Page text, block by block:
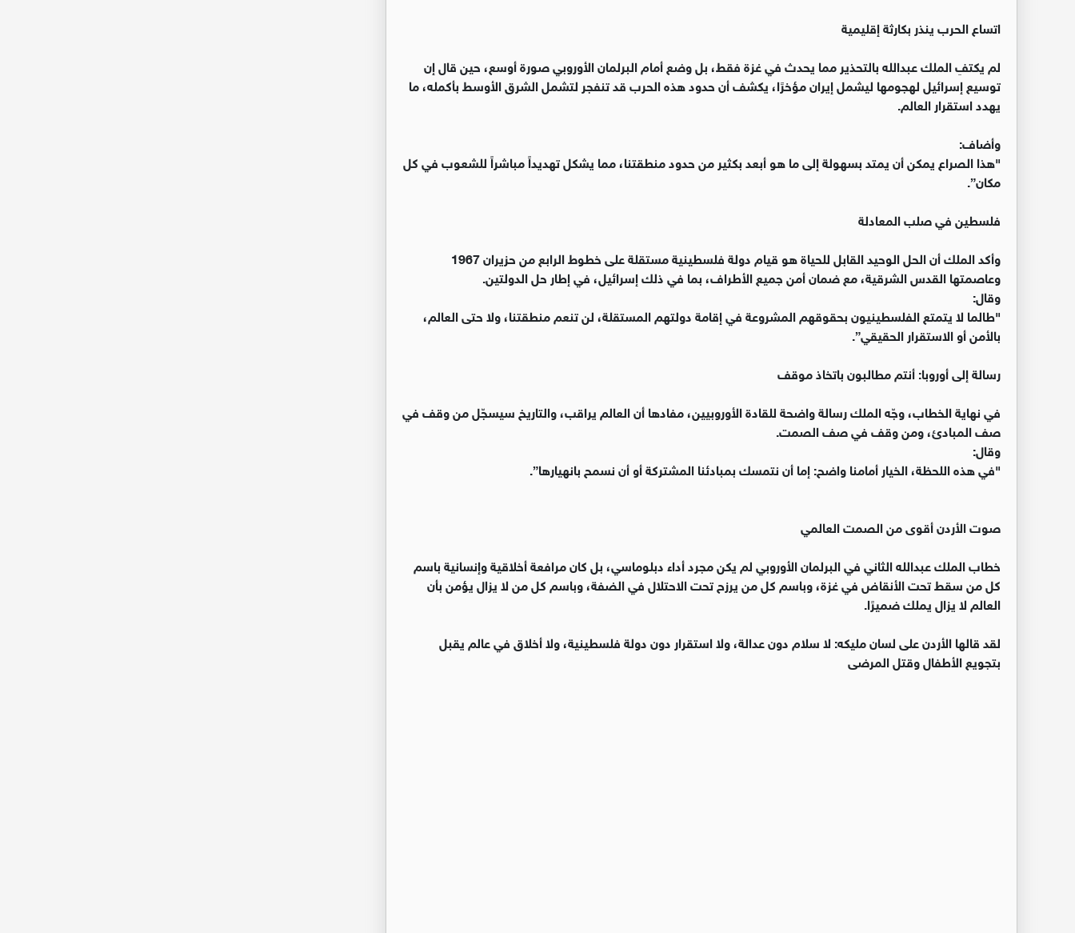
اتساع الحرب ينذر بكارثة إقليمية
لم يكتفِ الملك عبدالله بالتحذير مما يحدث في غزة فقط، بل وضع أمام البرلمان الأوروبي صورة أوسع، حين قال إن
توسيع إسرائيل لهجومها ليشمل إيران مؤخرًا، يكشف أن حدود هذه الحرب قد تنفجر لتشمل الشرق الأوسط بأكمله، ما
يهدد استقرار العالم.
وأضاف:
"هذا الصراع يمكن أن يمتد بسهولة إلى ما هو أبعد بكثير من حدود منطقتنا، مما يشكل تهديداً مباشراً للشعوب في كل
مكان”.
فلسطين في صلب المعادلة
وأكد الملك أن الحل الوحيد القابل للحياة هو قيام دولة فلسطينية مستقلة على خطوط الرابع من حزيران 1967
وعاصمتها القدس الشرقية، مع ضمان أمن جميع الأطراف، بما في ذلك إسرائيل، في إطار حل الدولتين.
وقال:
"طالما لا يتمتع الفلسطينيون بحقوقهم المشروعة في إقامة دولتهم المستقلة، لن تنعم منطقتنا، ولا حتى العالم،
بالأمن أو الاستقرار الحقيقي”.
رسالة إلى أوروبا: أنتم مطالبون باتخاذ موقف
في نهاية الخطاب، وجّه الملك رسالة واضحة للقادة الأوروبيين، مفادها أن العالم يراقب، والتاريخ سيسجّل من وقف في
صف المبادئ، ومن وقف في صف الصمت.
وقال:
"في هذه اللحظة، الخيار أمامنا واضح: إما أن نتمسك بمبادئنا المشتركة أو أن نسمح بانهيارها”.
صوت الأردن أقوى من الصمت العالمي
خطاب الملك عبدالله الثاني في البرلمان الأوروبي لم يكن مجرد أداء دبلوماسي، بل كان مرافعة أخلاقية وإنسانية باسم
كل من سقط تحت الأنقاض في غزة، وباسم كل من يرزح تحت الاحتلال في الضفة، وباسم كل من لا يزال يؤمن بأن
العالم لا يزال يملك ضميرًا.
لقد قالها الأردن على لسان مليكه: لا سلام دون عدالة، ولا استقرار دون دولة فلسطينية، ولا أخلاق في عالم يقبل
بتجويع الأطفال وقتل المرضى